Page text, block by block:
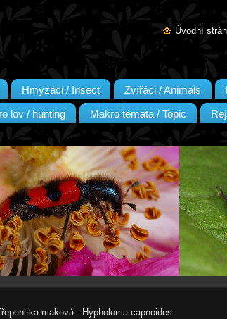
Úvodní
Hmyzáci / Insect Zvířáci / Animals
lov / hunting Makro témata / Topic
maková - Hypholoma capnoides